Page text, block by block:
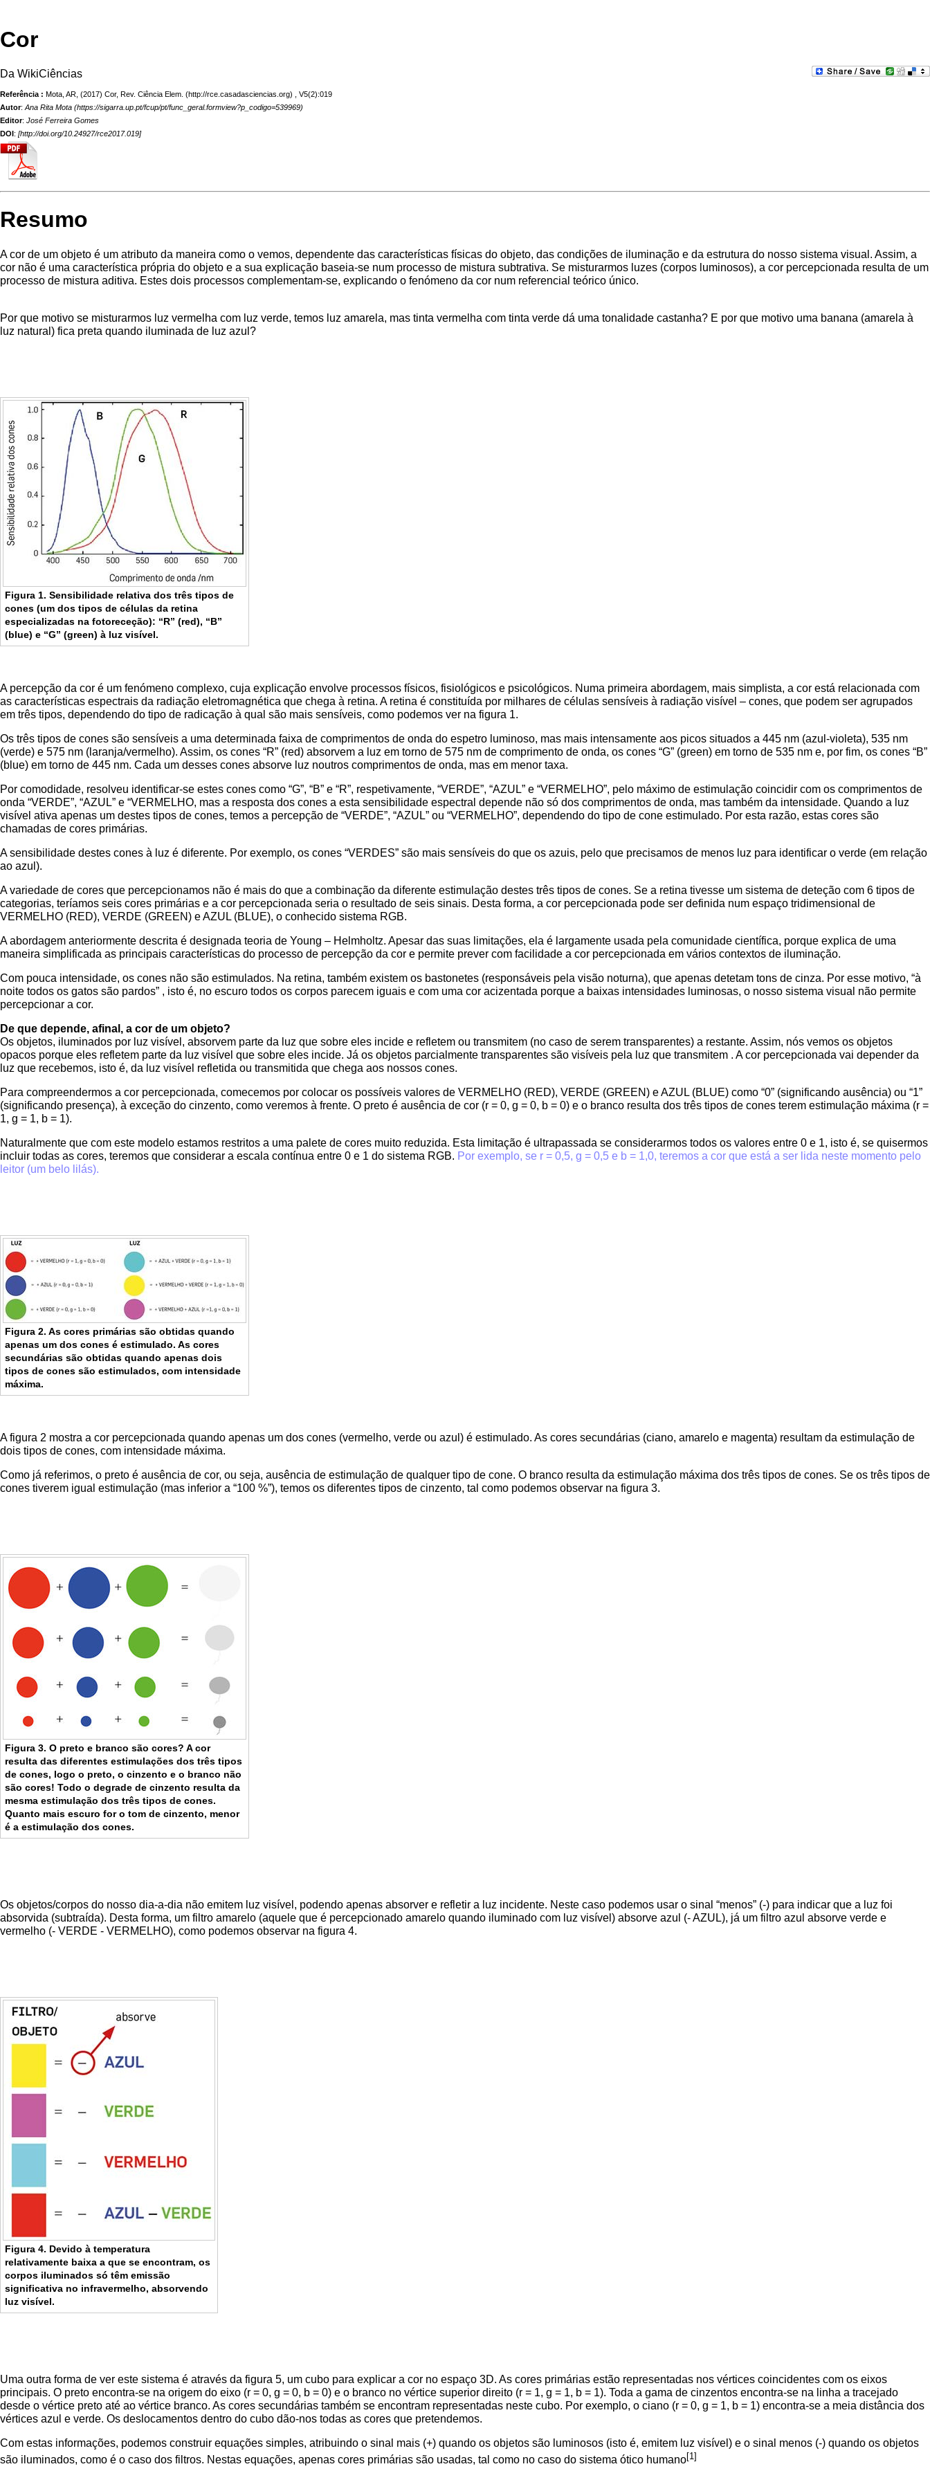
Cor
Da WikiCiências
Referência : Mota, AR, (2017) Cor, Rev. Ciência Elem.
, V5(2):019
Autor: Ana Rita Mota
Editor: José Ferreira Gomes
DOI: [http://doi.org/10.24927/rce2017.019]
Resumo
A cor de um objeto é um atributo da maneira como o vemos, dependente das características físicas do objeto, das condições de iluminação e da estrutura do nosso sistema visual. Assim, a
cor não é uma característica própria do objeto e a sua explicação baseia-se num processo de mistura subtrativa. Se misturarmos luzes (corpos luminosos), a cor percepcionada resulta de um
processo de mistura aditiva. Estes dois processos complementam-se, explicando o fenómeno da cor num referencial teórico único.
Por que motivo se misturarmos luz vermelha com luz verde, temos luz amarela, mas tinta vermelha com tinta verde dá uma tonalidade castanha? E por que motivo uma banana (amarela à
luz natural) fica preta quando iluminada de luz azul?
Figura 1. Sensibilidade relativa dos três tipos de
cones (um dos tipos de células da retina
especializadas na fotoreceção): “R” (red), “B”
(blue) e “G” (green) à luz visível.
A percepção da cor é um fenómeno complexo, cuja explicação envolve processos físicos, fisiológicos e psicológicos. Numa primeira abordagem, mais simplista, a cor está relacionada com
as características espectrais da radiação eletromagnética que chega à retina. A retina é constituída por milhares de células sensíveis à radiação visível – cones, que podem ser agrupados
em três tipos, dependendo do tipo de radicação à qual são mais sensíveis, como podemos ver na figura 1.
Os três tipos de cones são sensíveis a uma determinada faixa de comprimentos de onda do espetro luminoso, mas mais intensamente aos picos situados a 445 nm (azul-violeta), 535 nm
(verde) e 575 nm (laranja/vermelho). Assim, os cones “R” (red) absorvem a luz em torno de 575 nm de comprimento de onda, os cones “G” (green) em torno de 535 nm e, por fim, os cones “B”
(blue) em torno de 445 nm. Cada um desses cones absorve luz noutros comprimentos de onda, mas em menor taxa.
Por comodidade, resolveu identificar-se estes cones como “G”, “B” e “R”, respetivamente, “VERDE”, “AZUL” e “VERMELHO”, pelo máximo de estimulação coincidir com os comprimentos de
onda “VERDE”, “AZUL” e “VERMELHO, mas a resposta dos cones a esta sensibilidade espectral depende não só dos comprimentos de onda, mas também da intensidade. Quando a luz
visível ativa apenas um destes tipos de cones, temos a percepção de “VERDE”, “AZUL” ou “VERMELHO”, dependendo do tipo de cone estimulado. Por esta razão, estas cores são
chamadas de cores primárias.
A sensibilidade destes cones à luz é diferente. Por exemplo, os cones “VERDES” são mais sensíveis do que os azuis, pelo que precisamos de menos luz para identificar o verde (em relação
ao azul).
A variedade de cores que percepcionamos não é mais do que a combinação da diferente estimulação destes três tipos de cones. Se a retina tivesse um sistema de deteção com 6 tipos de
categorias, teríamos seis cores primárias e a cor percepcionada seria o resultado de seis sinais. Desta forma, a cor percepcionada pode ser definida num espaço tridimensional de
VERMELHO (RED), VERDE (GREEN) e AZUL (BLUE), o conhecido sistema RGB.
A abordagem anteriormente descrita é designada teoria de Young – Helmholtz. Apesar das suas limitações, ela é largamente usada pela comunidade científica, porque explica de uma
maneira simplificada as principais características do processo de percepção da cor e permite prever com facilidade a cor percepcionada em vários contextos de iluminação.
Com pouca intensidade, os cones não são estimulados. Na retina, também existem os bastonetes (responsáveis pela visão noturna), que apenas detetam tons de cinza. Por esse motivo, “à
noite todos os gatos são pardos” , isto é, no escuro todos os corpos parecem iguais e com uma cor acizentada porque a baixas intensidades luminosas, o nosso sistema visual não permite
percepcionar a cor.
De que depende, afinal, a cor de um objeto?
Os objetos, iluminados por luz visível, absorvem parte da luz que sobre eles incide e refletem ou transmitem (no caso de serem transparentes) a restante. Assim, nós vemos os objetos
opacos porque eles refletem parte da luz visível que sobre eles incide. Já os objetos parcialmente transparentes são visíveis pela luz que transmitem . A cor percepcionada vai depender da
luz que recebemos, isto é, da luz visível refletida ou transmitida que chega aos nossos cones.
Para compreendermos a cor percepcionada, comecemos por colocar os possíveis valores de VERMELHO (RED), VERDE (GREEN) e AZUL (BLUE) como “0” (significando ausência) ou “1”
(significando presença), à exceção do cinzento, como veremos à frente. O preto é ausência de cor (r = 0, g = 0, b = 0) e o branco resulta dos três tipos de cones terem estimulação máxima (r =
1, g = 1, b = 1).
Naturalmente que com este modelo estamos restritos a uma palete de cores muito reduzida. Esta limitação é ultrapassada se considerarmos todos os valores entre 0 e 1, isto é, se quisermos
incluir todas as cores, teremos que considerar a escala contínua entre 0 e 1 do sistema RGB. Por exemplo, se r = 0,5, g = 0,5 e b = 1,0, teremos a cor que está a ser lida neste momento pelo
leitor (um belo lilás).
Figura 2. As cores primárias são obtidas quando
apenas um dos cones é estimulado. As cores
secundárias são obtidas quando apenas dois
tipos de cones são estimulados, com intensidade
máxima.
A figura 2 mostra a cor percepcionada quando apenas um dos cones (vermelho, verde ou azul) é estimulado. As cores secundárias (ciano, amarelo e magenta) resultam da estimulação de
dois tipos de cones, com intensidade máxima.
Como já referimos, o preto é ausência de cor, ou seja, ausência de estimulação de qualquer tipo de cone. O branco resulta da estimulação máxima dos três tipos de cones. Se os três tipos de
cones tiverem igual estimulação (mas inferior a “100 %”), temos os diferentes tipos de cinzento, tal como podemos observar na figura 3.
Figura 3. O preto e branco são cores? A cor
resulta das diferentes estimulações dos três tipos
de cones, logo o preto, o cinzento e o branco não
são cores! Todo o degrade de cinzento resulta da
mesma estimulação dos três tipos de cones.
Quanto mais escuro for o tom de cinzento, menor
é a estimulação dos cones.
Os objetos/corpos do nosso dia-a-dia não emitem luz visível, podendo apenas absorver e refletir a luz incidente. Neste caso podemos usar o sinal “menos” (-) para indicar que a luz foi
absorvida (subtraída). Desta forma, um filtro amarelo (aquele que é percepcionado amarelo quando iluminado com luz visível) absorve azul (- AZUL), já um filtro azul absorve verde e
vermelho (- VERDE - VERMELHO), como podemos observar na figura 4.
Figura 4. Devido à temperatura
relativamente baixa a que se encontram, os
corpos iluminados só têm emissão
significativa no infravermelho, absorvendo
luz visível.
Uma outra forma de ver este sistema é através da figura 5, um cubo para explicar a cor no espaço 3D. As cores primárias estão representadas nos vértices coincidentes com os eixos
principais. O preto encontra-se na origem do eixo (r = 0, g = 0, b = 0) e o branco no vértice superior direito (r = 1, g = 1, b = 1). Toda a gama de cinzentos encontra-se na linha a tracejado
desde o vértice preto até ao vértice branco. As cores secundárias também se encontram representadas neste cubo. Por exemplo, o ciano (r = 0, g = 1, b = 1) encontra-se a meia distância dos
vértices azul e verde. Os deslocamentos dentro do cubo dão-nos todas as cores que pretendemos.
Com estas informações, podemos construir equações simples, atribuindo o sinal mais (+) quando os objetos são luminosos (isto é, emitem luz visível) e o sinal menos (-) quando os objetos
são iluminados, como é o caso dos filtros. Nestas equações, apenas cores primárias são usadas, tal como no caso do sistema ótico humano[1]